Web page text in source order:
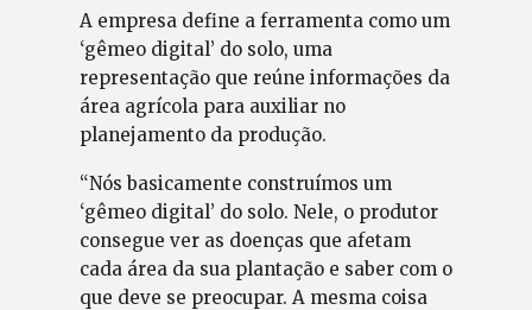
A empresa define a ferramenta como um
‘gêmeo digital’ do solo, uma
representação que reúne informações da
área agrícola para auxiliar no
planejamento da produção.
“Nós basicamente construímos um
‘gêmeo digital’ do solo. Nele, o produtor
consegue ver as doenças que afetam
cada área da sua plantação e saber com o
que deve se preocupar. A mesma coisa